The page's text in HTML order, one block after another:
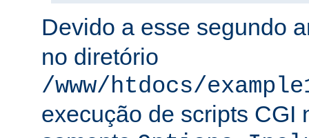
Devido a esse segundo
no diretório
/www/htdocs/
execução de scripts CGI